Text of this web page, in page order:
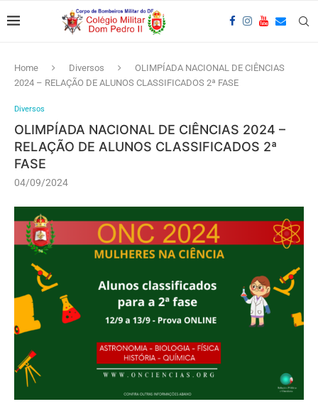
Home Diversos
OLIMPÍADA NACIONAL DE CIÊNCIAS
2024 – RELAÇÃO DE ALUNOS CLASSIFICADOS 2ª FASE
Diversos
OLIMPÍADA NACIONAL DE CIÊNCIAS 2024 –
RELAÇÃO DE ALUNOS CLASSIFICADOS 2ª
FASE
04/09/2024